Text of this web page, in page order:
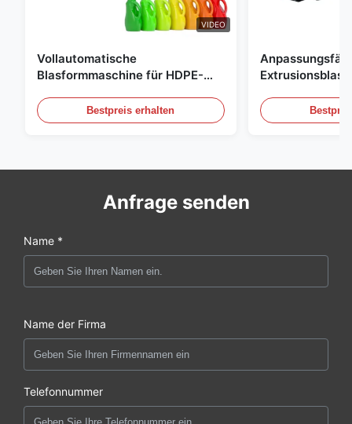
VIDEO
Vollautomatische
Blasformmaschine für HDPE-
PE-FlaschenBestpreis erhalten
Blasformgeräte
Anfrage senden
Name *
Name der Firma
Telefonnummer